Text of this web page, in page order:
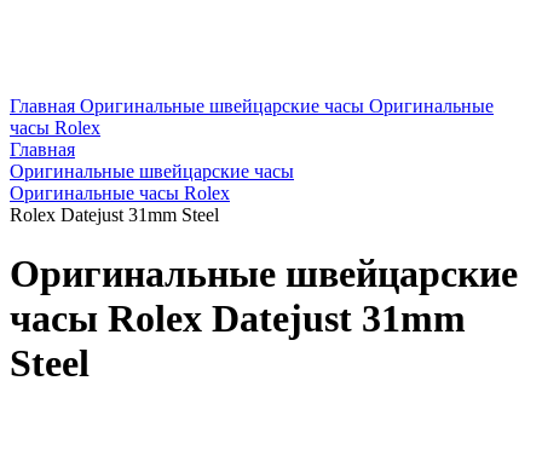
Главная Оригинальные швейцарские часы Оригинальные
часы Rolex
Главная
Оригинальные швейцарские часы
Оригинальные часы Rolex
Rolex Datejust 31mm Steel
Оригинальные швейцарские
часы Rolex Datejust 31mm
Steel